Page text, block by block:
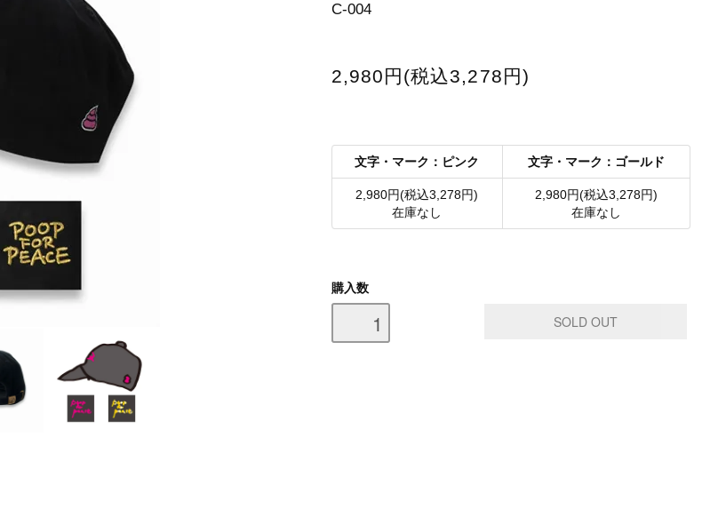
C-004
2,980円(税込3,278円)
文字・マーク：ピンク 文字・マーク：ゴールド
2,980円(税込3,278円)
在庫なし
2,980円(税込3,278円)
在庫なし
購入数